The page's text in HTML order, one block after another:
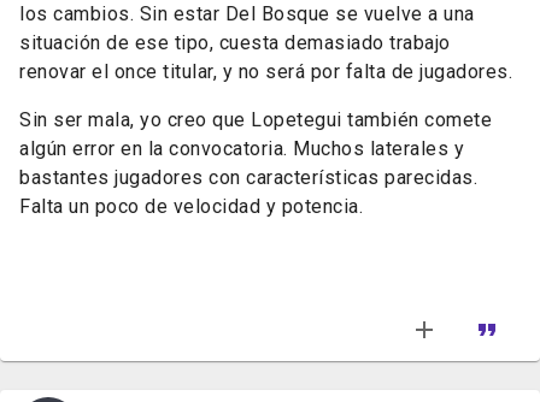
los cambios. Sin estar Del Bosque se vuelve a una
situación de ese tipo, cuesta demasiado trabajo
renovar el once titular, y no será por falta de jugadores.
Sin ser mala, yo creo que Lopetegui también comete
algún error en la convocatoria. Muchos laterales y
bastantes jugadores con características parecidas.
Falta un poco de velocidad y potencia.